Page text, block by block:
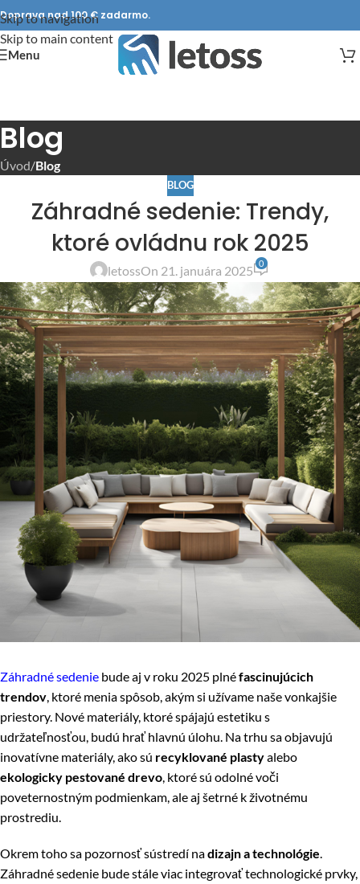
Skip to navigation
Skip to main content
Doprava nad 100 € zadarmo.
Menu
Blog
Úvod/Blog
BLOG
Záhradné sedenie: Trendy,
ktoré ovládnu rok 2025
letossOn 21. januára 2025 0
Záhradné sedenie bude aj v roku 2025 plnéfascinujúcich
trendov , ktoré menia spôsob, akým si užívame naše vonkajšie
priestory. Nové materiály, ktoré spájajú estetiku s
udržateľnosťou, budú hrať hlavnú úlohu. Na trhu sa objavujú
inovatívne materiály, ako sú recyklované plastyalebo
ekologicky pestované drevo , ktoré sú odolné voči
poveternostným podmienkam, ale aj šetrné k životnému
prostrediu.
Okrem toho sa pozornosť sústredí nadizajn a technológie
Záhradné sedenie bude stále viac integrovať technologické prvky,